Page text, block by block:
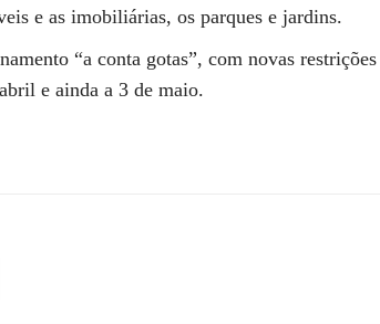
e as imobiliárias, os parques e jardins.
“a conta gotas”, com novas restrições
e ainda a 3 de maio.